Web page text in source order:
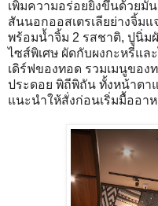
เพิ่มความอร่อยยิ่งขึ้นด้วยมั
สันนอกออสเตรเลียย่างจิ้ม
พร้อมน้ำจิ้ม 2 รสชาติ, ปูนิ่ม
ไซส์พิเศษ ผัดกับผงกะหรี่แ
เดิร์ฟของทอด รวมเมนูของ
ประดอย พิถีพิถัน ทั้งหน้าตา
แนะนำให้สั่งก่อนเริ่มมื้ออา